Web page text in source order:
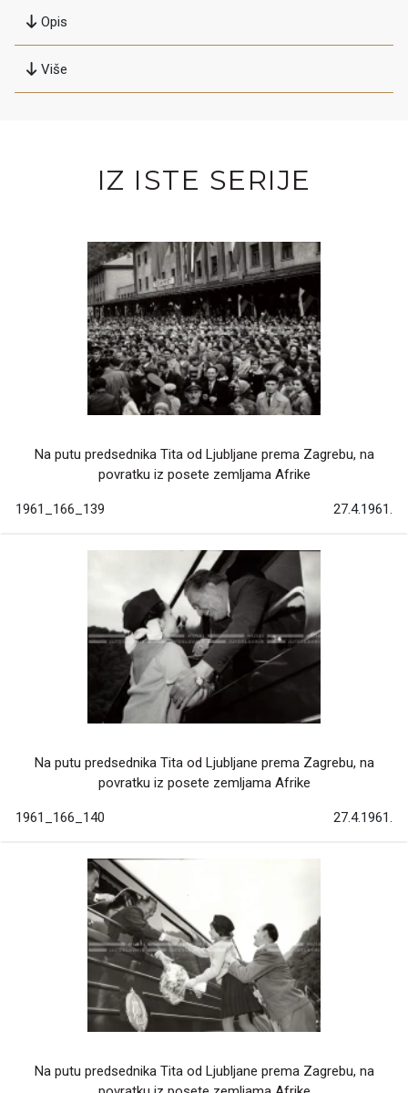
Opis
Više
IZ ISTE SERIJE
Na putu predsednika Tita od Ljubljane prema Zagrebu, na
povratku iz posete zemljama Afrike
1961_166_139 27.4.1961.
Na putu predsednika Tita od Ljubljane prema Zagrebu, na
povratku iz posete zemljama Afrike
1961_166_140 27.4.1961.
Na putu predsednika Tita od Ljubljane prema Zagrebu, na